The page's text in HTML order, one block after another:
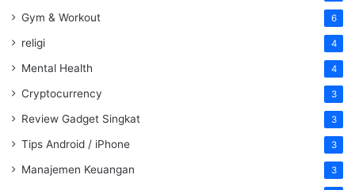
Gym & Workout 6
religi 4
Mental Health 4
Cryptocurrency 3
Review Gadget Singkat 3
Tips Android / iPhone 3
Manajemen Keuangan 3